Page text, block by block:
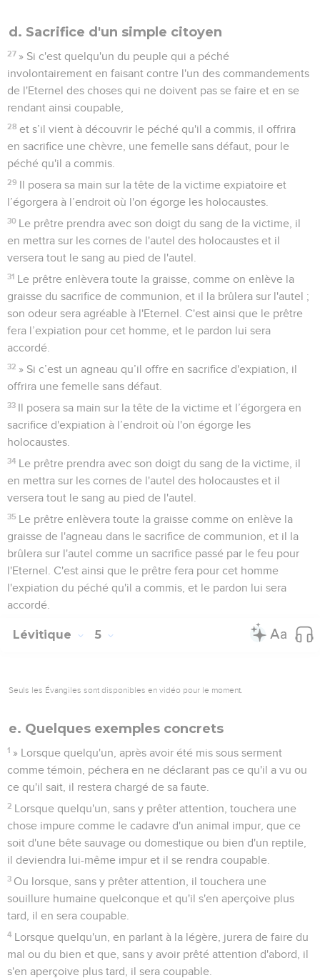
d. Sacrifice d'un simple citoyen
27 » Si c'est quelqu'un du peuple qui a péché
involontairement en faisant contre l'un des commandements
de l'Eternel des choses qui ne doivent pas se faire et en se
rendant ainsi coupable,
28 et s’il vient à découvrir le péché qu'il a commis, il offrira
en sacrifice une chèvre, une femelle sans défaut, pour le
péché qu'il a commis.
29 Il posera sa main sur la tête de la victime expiatoire et
l’égorgera à l’endroit où l'on égorge les holocaustes.
30 Le prêtre prendra avec son doigt du sang de la victime, il
en mettra sur les cornes de l'autel des holocaustes et il
versera tout le sang au pied de l'autel.
31 Le prêtre enlèvera toute la graisse, comme on enlève la
graisse du sacrifice de communion, et il la brûlera sur l'autel ;
son odeur sera agréable à l'Eternel. C'est ainsi que le prêtre
fera l’expiation pour cet homme, et le pardon lui sera
accordé.
32 » Si c’est un agneau qu’il offre en sacrifice d'expiation, il
offrira une femelle sans défaut.
33 Il posera sa main sur la tête de la victime et l’égorgera en
sacrifice d'expiation à l’endroit où l'on égorge les
holocaustes.
34 Le prêtre prendra avec son doigt du sang de la victime, il
en mettra sur les cornes de l'autel des holocaustes et il
versera tout le sang au pied de l'autel.
35 Le prêtre enlèvera toute la graisse comme on enlève la
graisse de l'agneau dans le sacrifice de communion, et il la
brûlera sur l'autel comme un sacrifice passé par le feu pour
l'Eternel. C'est ainsi que le prêtre fera pour cet homme
l'expiation du péché qu'il a commis, et le pardon lui sera
accordé.
Lévitique 5
Seuls les Évangiles sont disponibles en vidéo pour le moment.
e. Quelques exemples concrets
1 » Lorsque quelqu'un, après avoir été mis sous serment
comme témoin, péchera en ne déclarant pas ce qu'il a vu ou
ce qu'il sait, il restera chargé de sa faute.
2 Lorsque quelqu'un, sans y prêter attention, touchera une
chose impure comme le cadavre d'un animal impur, que ce
soit d'une bête sauvage ou domestique ou bien d'un reptile,
il deviendra lui-même impur et il se rendra coupable.
3 Ou lorsque, sans y prêter attention, il touchera une
souillure humaine quelconque et qu'il s'en aperçoive plus
tard, il en sera coupable.
4 Lorsque quelqu'un, en parlant à la légère, jurera de faire du
mal ou du bien et que, sans y avoir prêté attention d'abord, il
s'en aperçoive plus tard, il sera coupable.